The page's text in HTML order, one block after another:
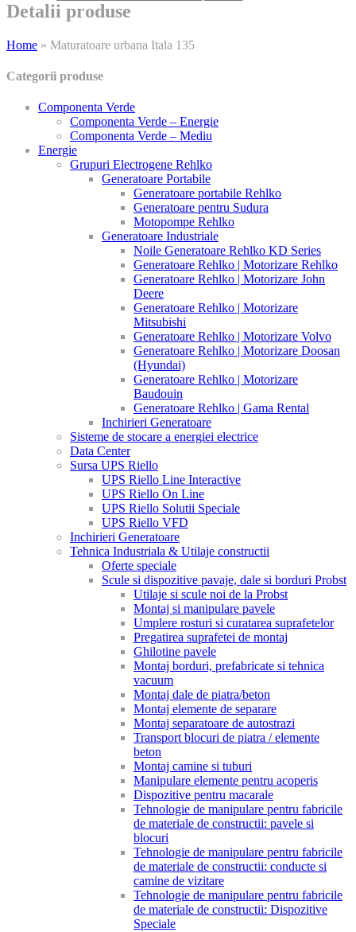
Detalii produse
Home » Maturatoare urbana Itala 135
Categorii produse
Componenta Verde
Componenta Verde – Energie
Componenta Verde – Mediu
Energie
Grupuri Electrogene Rehlko
Generatoare Portabile
Generatoare portabile Rehlko
Generatoare pentru Sudura
Motopompe Rehlko
Generatoare Industriale
Noile Generatoare Rehlko KD Series
Generatoare Rehlko | Motorizare Rehlko
Generatoare Rehlko | Motorizare John
Deere
Generatoare Rehlko | Motorizare
Mitsubishi
Generatoare Rehlko | Motorizare Volvo
Generatoare Rehlko | Motorizare Doosan
(Hyundai)
Generatoare Rehlko | Motorizare
Baudouin
Generatoare Rehlko | Gama Rental
Inchirieri Generatoare
Sisteme de stocare a energiei electrice
Data Center
Sursa UPS Riello
UPS Riello Line Interactive
UPS Riello On Line
UPS Riello Solutii Speciale
UPS Riello VFD
Inchirieri Generatoare
Tehnica Industriala & Utilaje constructii
Oferte speciale
Scule si dispozitive pavaje, dale si borduri Probst
Utilaje si scule noi de la Probst
Montaj si manipulare pavele
Umplere rosturi si curatarea suprafetelor
Pregatirea suprafetei de montaj
Ghilotine pavele
Montaj borduri, prefabricate si tehnica
vacuum
Montaj dale de piatra/beton
Montaj elemente de separare
Montaj separatoare de autostrazi
Transport blocuri de piatra / elemente
beton
Montaj camine si tuburi
Manipulare elemente pentru acoperis
Dispozitive pentru macarale
Tehnologie de manipulare pentru fabricile
de materiale de constructii: pavele si
blocuri
Tehnologie de manipulare pentru fabricile
de materiale de constructii: conducte si
camine de vizitare
Tehnologie de manipulare pentru fabricile
de materiale de constructii: Dispozitive
Speciale